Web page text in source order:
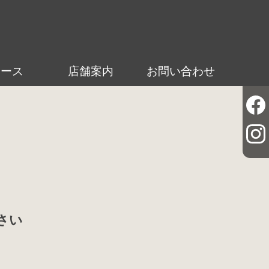
ス 店舗案内 お問い合わせ
い